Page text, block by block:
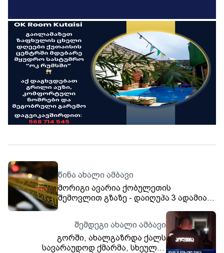
წინა ახალი ამბავი
მორიგი ავარია ქობულეთის
შემოვლით გზაზე - დაიღუპა 3 ადამიანი
შემდეგი ახალი ამბავი
გორში, ახალგაზრდა ქალს
სავარაუდოდ ქმარმა, სხეულზე